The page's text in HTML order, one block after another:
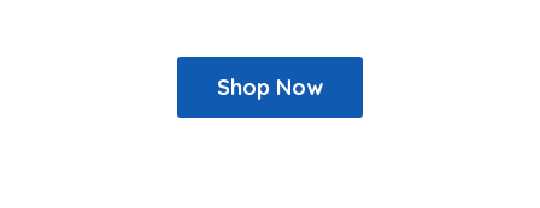
Shop Now